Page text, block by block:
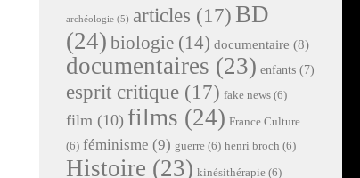
archéologie (5) articles (17) BD
(24) biologie (14) documentaire (8)
documentaires (23) enfants (7)
esprit critique (17) fake news (6)
film (10) films (24) France Culture
(6) féminisme (9) guerre (6) henri broch (6)
Histoire (23) kinésithérapie (6)